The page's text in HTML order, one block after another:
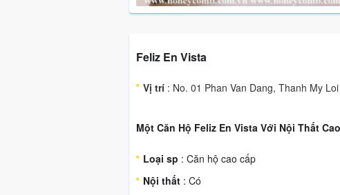
Feliz En Vista
Vị trí : No. 01 Phan Van Dang, Thanh My
Một Căn Hộ Feliz En Vista Với Nội Thất
Loại sp : Căn hộ cao cấp
Nội thất : Có